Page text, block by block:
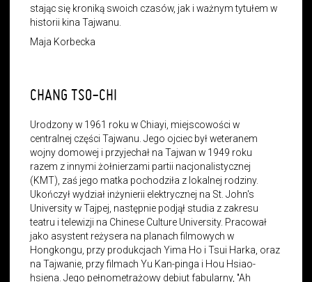
stając się kroniką swoich czasów, jak i ważnym tytułem w
historii kina Tajwanu.
Maja Korbecka
CHANG TSO-CHI
Urodzony w 1961 roku w Chiayi, miejscowości w
centralnej części Tajwanu. Jego ojciec był weteranem
wojny domowej i przyjechał na Tajwan w 1949 roku
razem z innymi żołnierzami partii nacjonalistycznej
(KMT), zaś jego matka pochodziła z lokalnej rodziny.
Ukończył wydział inżynierii elektrycznej na St. John's
University w Tajpej, następnie podjął studia z zakresu
teatru i telewizji na Chinese Culture University. Pracował
jako asystent reżysera na planach filmowych w
Hongkongu, przy produkcjach Yima Ho i Tsui Harka, oraz
na Tajwanie, przy filmach Yu Kan-pinga i Hou Hsiao-
hsiena. Jego pełnometrażowy debiut fabularny, "Ah